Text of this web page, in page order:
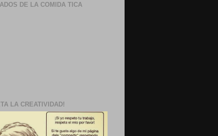
DE LA COMIDA TICA
LA CREATIVIDAD!